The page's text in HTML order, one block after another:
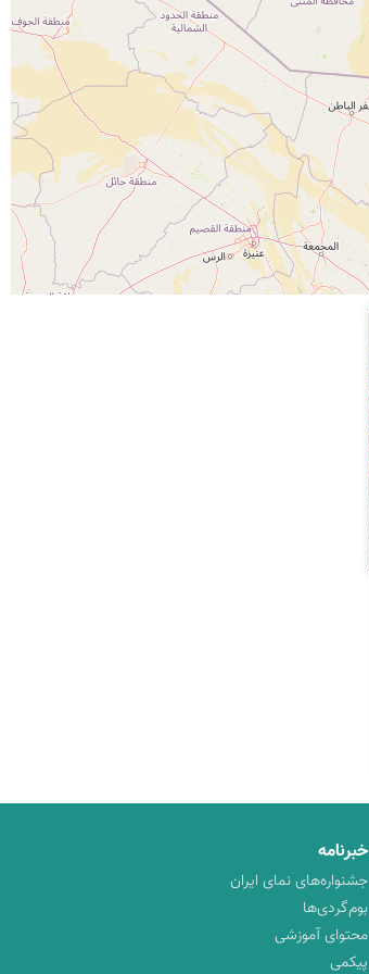
خبرنامه
جشنواره‌های نمای ایران
بوم‌گردی‌ها
محتوای آموزشی
پیکمی